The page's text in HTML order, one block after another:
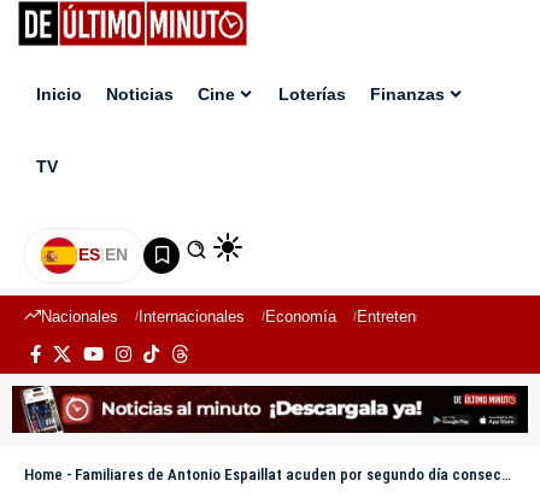
Inicio Noticias Cine Loterías Finanzas
TV
ES|EN
Nacionales Internacionales Economía Entretenimiento
Home - Familiares de Antonio Espaillat acuden por segundo día consecutivo al Palacio de Justicia